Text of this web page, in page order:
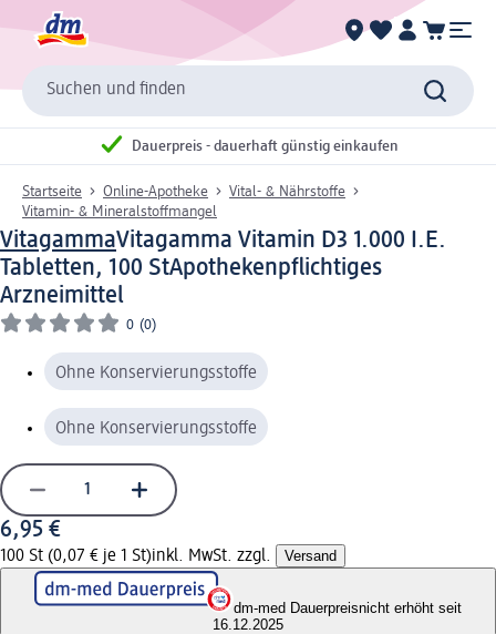
Suchen und finden
Dauerpreis - dauerhaft günstig einkaufen
Startseite Online-Apotheke
Vital- & Nährstoffe
Vitamin- & Mineralstoffmangel
VitagammaVitagamma Vitamin D3 1.000 I.E.
Tabletten, 100 StApothekenpflichtiges
Arzneimittel
0 (0)
Ohne Konservierungsstoffe
Ohne Konservierungsstoffe
6,95 €
100 St (0,07 € je 1 St)inkl. MwSt. zzgl. Versand
dm-med Dauerpreisnicht erhöht seit
16.12.2025